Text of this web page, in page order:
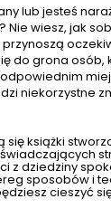
lub jesteś
Nie wiesz, jak
do grona osób,
niekorzystne
się książki
z dziedziny
sposobów i
cieszyć